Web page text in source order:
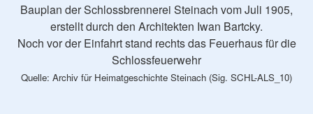
Bauplan der Schlossbrennerei Steinach vom Juli 1905,
erstellt durch den Architekten Iwan Bartcky.
Noch vor der Einfahrt stand rechts das Feuerhaus für die
Schlossfeuerwehr
Quelle: Archiv für Heimatgeschichte Steinach (Sig. SCHL-ALS_10)